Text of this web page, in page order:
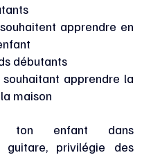
apprendre en
débutants
apprendre la
maison
ton enfant dans
guitare, privilégie des